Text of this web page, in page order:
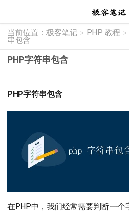
当前位置： 极客笔记 > PHP 教程 >
串包含
PHP字符串包含
PHP字符串包含
在PHP中，我们经常需要判断一个